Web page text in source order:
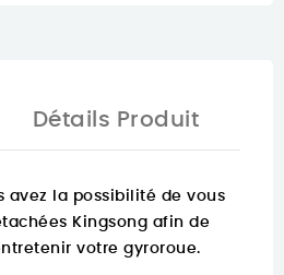
Détails Produit
avez la possibilité de vous
Kingsong afin de
votre gyroroue.